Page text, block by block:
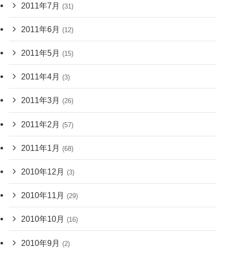
2011年7月 (31)
2011年6月 (12)
2011年5月 (15)
2011年4月 (3)
2011年3月 (26)
2011年2月 (57)
2011年1月 (68)
2010年12月 (3)
2010年11月 (29)
2010年10月 (16)
2010年9月 (2)